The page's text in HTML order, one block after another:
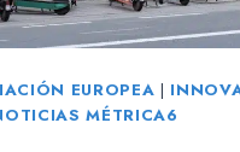
EUROPEA |
MÉTRICA6